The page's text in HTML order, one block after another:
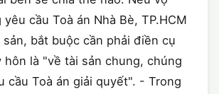
CHÚC
TỊCH
cầu Toà án Nhà Bè, TP.HCM
bắt buộc cần phải điền cụ
là "về tài sản chung, chúng
cầu Toà án giải quyết". - Trong